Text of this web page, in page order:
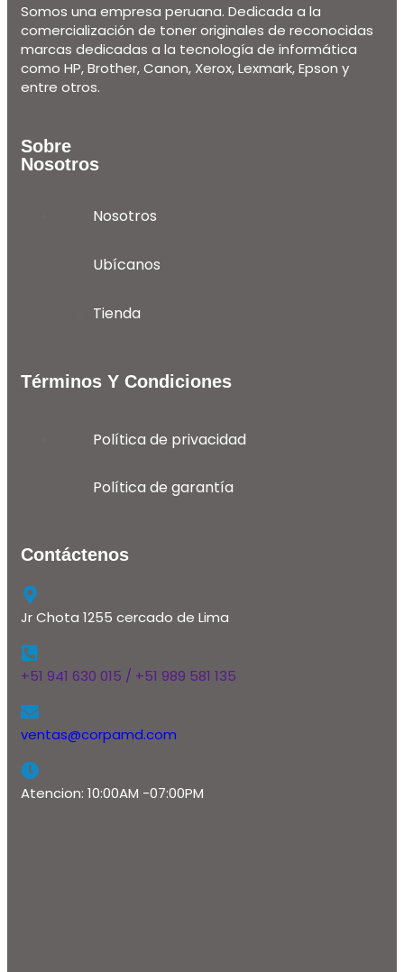
Somos una empresa peruana. Dedicada a la
comercialización de toner originales de reconocidas
marcas dedicadas a la tecnología de informática
como HP, Brother, Canon, Xerox, Lexmark, Epson y
entre otros.
Sobre
Nosotros
Nosotros
Ubícanos
Tienda
Términos Y Condiciones
Política de privacidad
Política de garantía
Contáctenos
Jr Chota 1255 cercado de Lima
+51 941 630 015 / +51 989 581 135
ventas@corpamd.com
Atencion: 10:00AM -07:00PM